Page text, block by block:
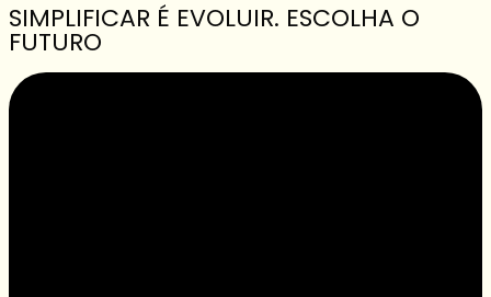
SIMPLIFICAR É EVOLUIR. ESCOLHA O
FUTURO